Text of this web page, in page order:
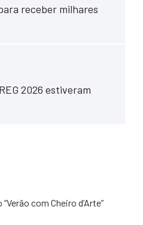
receber milhares
2026 estiveram